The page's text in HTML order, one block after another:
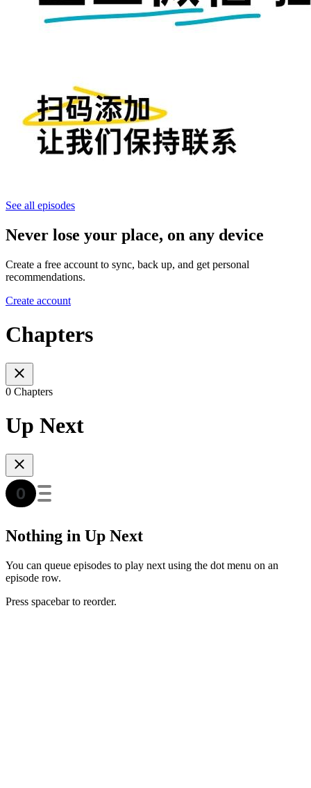
See all episodes
Never lose your place, on any device
Create a free account to sync, back up, and get personal
recommendations.
Create account
Chapters
0 Chapters
Up Next
Nothing in Up Next
You can queue episodes to play next using the dot menu on an
episode row.
Press spacebar to reorder.